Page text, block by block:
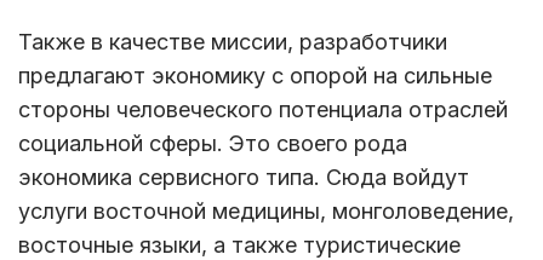
Также в качестве миссии, разработчики
предлагают экономику с опорой на сильные
стороны человеческого потенциала отраслей
социальной сферы. Это своего рода
экономика сервисного типа. Сюда войдут
услуги восточной медицины, монголоведение,
восточные языки, а также туристические